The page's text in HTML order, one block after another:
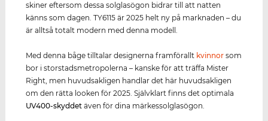
skiner eftersom dessa solglasögon bidrar till att natten
känns som dagen. TY6115 är 2025 helt ny på marknaden – du
är alltså totalt modern med denna modell.
Med denna båge tilltalar designerna framförallt kvinnor som
bor i storstadsmetropolerna – kanske för att träffa Mister
Right, men huvudsakligen handlar det här huvudsakligen
om den rätta looken för 2025. Självklart finns det optimala
UV400-skyddet även för dina märkessolglasögon.